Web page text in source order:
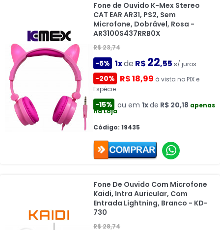
Fone de Ouvido K-Mex Stereo
CAT EAR AR31, PS2, Sem
Microfone, Dobrável, Rosa -
AR3100S437RRB0X
R$ 23,74
-5% 1xde R$ 22,55 s/ juros
-20% R$ 18,99 à vista no PIX e
Espécie
-15% ou em 1xde R$ 20,18 apenas
na Loja
Código: 19435
Fone De Ouvido Com Microfone
Kaidi, Intra Auricular, Com
Entrada Lightning, Branco - KD-
730
R$ 28,74